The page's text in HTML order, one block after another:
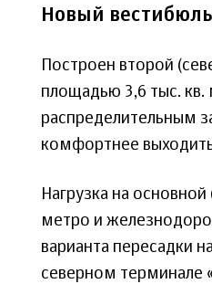
Новый
Построен второй
площадью 3,6 тыс.
распределительным
комфортнее
Нагрузка на
метро и
варианта пересадки
северном терминале